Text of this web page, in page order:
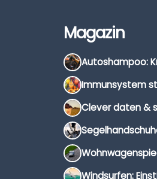
Magazin